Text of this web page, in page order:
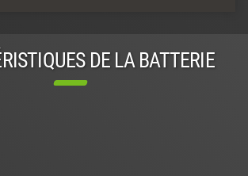
DE LA BATTERIE